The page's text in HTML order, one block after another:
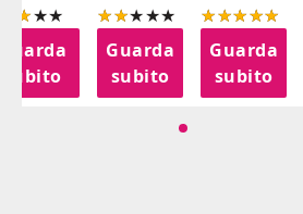
subito
Guarda
subito
Guarda
subito